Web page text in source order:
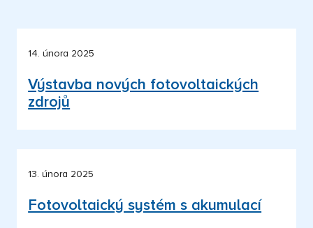
Výstavba nových fotovoltaických
zdrojů
14. února 2025
Fotovoltaický systém s akumulací
13. února 2025